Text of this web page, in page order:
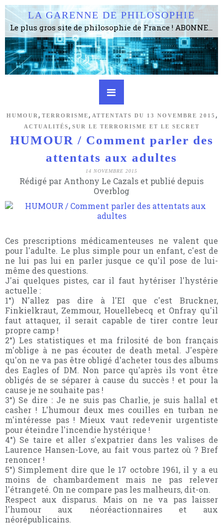
LA GARENNE DE PHILOSOPHIE
Le plus gros site de philosophie de France ! ABONNEZ-VOUS ! 4115 Articles, 1634 abonné·e·s, depuis 2006 . . . . . . . . 2 852 214 pages vues jusqu'à présent. Prestance et être apte à un plus grand nombre de choses.
HUMOUR , TERRORISME , ATTENTATS DU 13 NOVEMBRE 2015 ,
ACTUALITÉS , SUR LE TERRORISME ET LE SECRET
HUMOUR / Comment parler des
attentats aux adultes
14 NOVEMBRE 2015
Rédigé par Anthony Le Cazals et publié depuis
Overblog
Ces prescriptions médicamenteuses ne valent que
pour l'adulte. Le plus simple pour un enfant, c'est de
ne lui pas lui en parler jusque ce qu'il pose de lui-
même des questions.
J'ai quelques pistes, car il faut hytériser l'hystérie
actuelle :
1°) N'allez pas dire à l'EI que c'est Bruckner,
Finkielkraut, Zemmour, Houellebecq et Onfray qu'il
faut attaquer, il serait capable de tirer contre leur
propre camp !
2°) Les statistiques et ma frilosité de bon français
m'oblige à ne pas écouter de death metal. J'espère
qu'on ne va pas être obligé d'acheter tous des albums
des Eagles of DM. Non parce qu'après ils vont être
obligés de se séparer à cause du succès ! et pour la
cause je ne souhaite pas !
3°) Se dire : Je ne suis pas Charlie, je suis hallal et
casher ! L'humour deux mes couilles en turban ne
m'intéresse pas ! Mieux vaut redevenir urgentiste
pour éteindre l'incendie hystérique !
4°) Se taire et aller s'expatrier dans les valises de
Laurence Hansen-Love, au fait vous partez où ? Bref
renoncer !
5°) Simplement dire que le 17 octobre 1961, il y a eu
moins de chambardement mais ne pas relever
l'étrangeté. On ne compare pas les malheurs, dit-on.
Respect aux disparus. Mais on ne va pas laisser
l'humour aux néoréactionnaires et aux
néorépublicains.